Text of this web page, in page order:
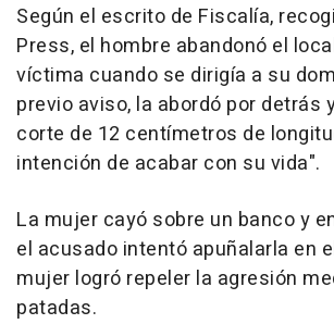
Según el escrito de Fiscalía,
Press, el hombre abandonó el
víctima cuando se dirigía a su
previo aviso, la abordó por detrás
corte de 12 centímetros de
intención de acabar con su vida".
La mujer cayó sobre un banco y
el acusado intentó apuñalarla en
mujer logró repeler la agresión
patadas.